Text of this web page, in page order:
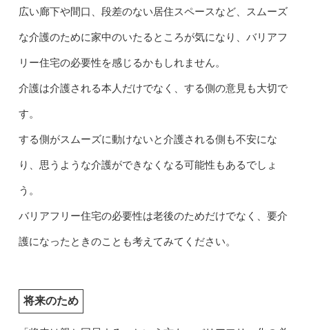
広い廊下や間口、段差のない居住スペースなど、スムーズ
な介護のために家中のいたるところが気になり、バリアフ
リー住宅の必要性を感じるかもしれません。
介護は介護される本人だけでなく、する側の意見も大切で
す。
する側がスムーズに動けないと介護される側も不安にな
り、思うような介護ができなくなる可能性もあるでしょ
う。
バリアフリー住宅の必要性は老後のためだけでなく、要介
護になったときのことも考えてみてください。
将来のため